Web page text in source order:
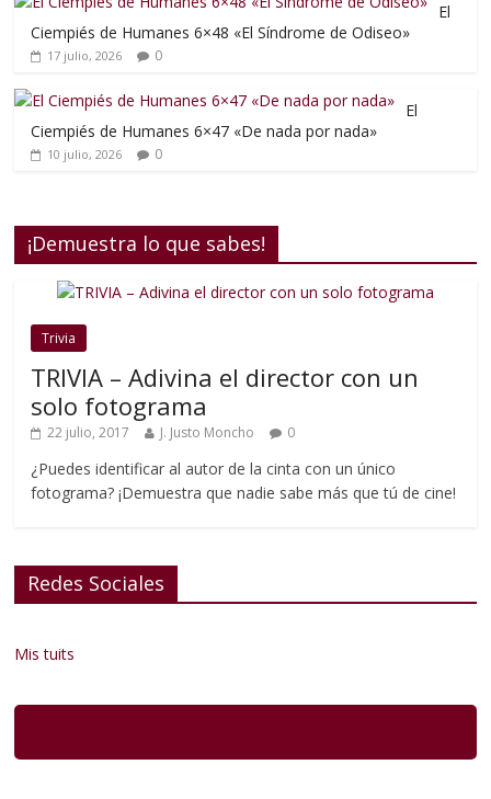
El
Ciempiés de Humanes 6×48 «El Síndrome de Odiseo»
17 julio, 2026 0
El
Ciempiés de Humanes 6×47 «De nada por nada»
10 julio, 2026 0
¡Demuestra lo que sabes!
Trivia
TRIVIA – Adivina el director con un
solo fotograma
22 julio, 2017 J. Justo Moncho 0
¿Puedes identificar al autor de la cinta con un único
fotograma? ¡Demuestra que nadie sabe más que tú de cine!
Redes Sociales
Mis tuits